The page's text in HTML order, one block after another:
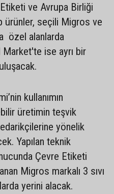
ve Avrupa Birliği
ürünler, seçili Migros ve
özel alanlarda
ise ayrı bir
kullanımın
üretimin teşvik
yönelik
Yapılan teknik
Çevre Etiketi
Migros markalı 3 sıvı
yerini alacak.